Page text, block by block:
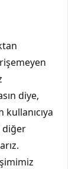
diye,
kullanıcıya
diğer